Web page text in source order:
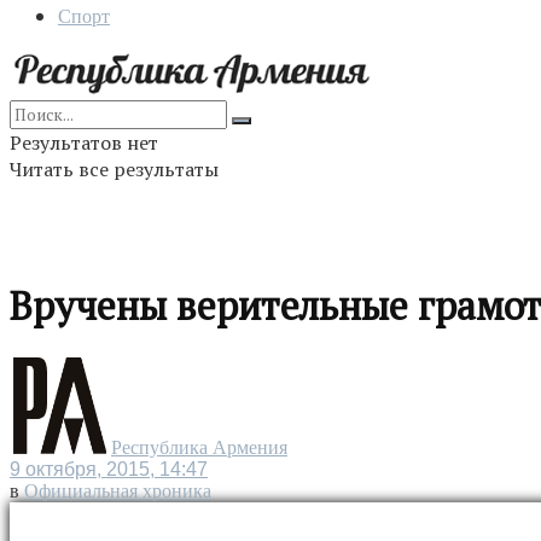
Спорт
Результатов нет
Читать все результаты
Вручены верительные
Республика Армения
9 октября, 2015, 14:47
в Официальная хроника